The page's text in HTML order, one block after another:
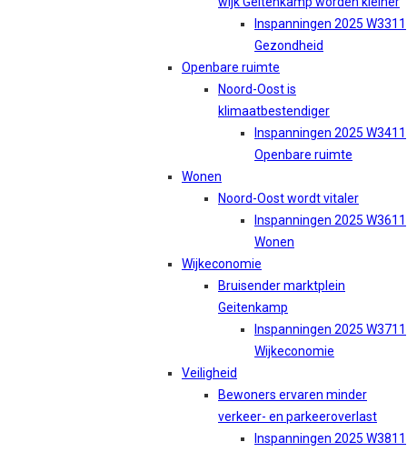
Inspanningen 2025 W3311
Gezondheid
Openbare ruimte
Noord-Oost is
klimaatbestendiger
Inspanningen 2025 W3411
Openbare ruimte
Wonen
Noord-Oost wordt vitaler
Inspanningen 2025 W3611
Wonen
Wijkeconomie
Bruisender marktplein
Geitenkamp
Inspanningen 2025 W3711
Wijkeconomie
Veiligheid
Bewoners ervaren minder
verkeer- en parkeeroverlast
Inspanningen 2025 W3811